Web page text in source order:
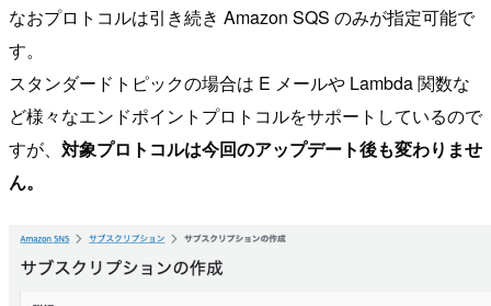
なおプロトコルは引き続き Amazon SQS のみが指定可能で
す。
スタンダードトピックの場合は E メールや Lambda 関数な
ど様々なエンドポイントプロトコルをサポートしているので
すが、 対象プロトコルは今回のアップデート後も変わりませ
ん。